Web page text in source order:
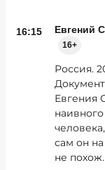
16:15 Евгений
16+
Россия.
Евгения
сам он
не